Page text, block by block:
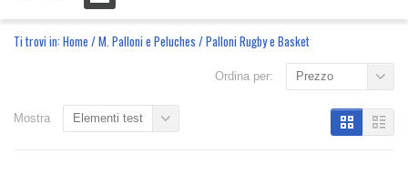
Ti trovi in: Home /M. Palloni e Peluches /Palloni Rugby e Basket
Ordina per: Prezzo
Mostra Elementi test